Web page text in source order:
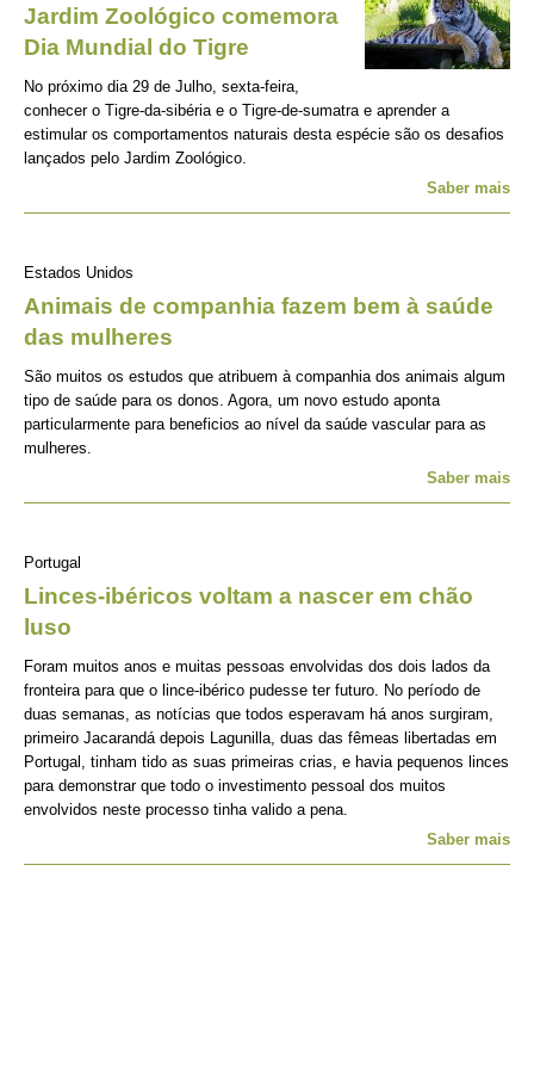
Jardim Zoológico comemora
Dia Mundial do Tigre
No próximo dia 29 de Julho, sexta-feira,
conhecer o Tigre-da-sibéria e o Tigre-de-sumatra e aprender a
estimular os comportamentos naturais desta espécie são os desafios
lançados pelo Jardim Zoológico.
Saber mais
Estados Unidos
Animais de companhia fazem bem à saúde
das mulheres
São muitos os estudos que atribuem à companhia dos animais algum
tipo de saúde para os donos. Agora, um novo estudo aponta
particularmente para beneficios ao nível da saúde vascular para as
mulheres.
Saber mais
Portugal
Linces-ibéricos voltam a nascer em chão
luso
Foram muitos anos e muitas pessoas envolvidas dos dois lados da
fronteira para que o lince-ibérico pudesse ter futuro. No período de
duas semanas, as notícias que todos esperavam há anos surgiram,
primeiro Jacarandá depois Lagunilla, duas das fêmeas libertadas em
Portugal, tinham tido as suas primeiras crias, e havia pequenos linces
para demonstrar que todo o investimento pessoal dos muitos
envolvidos neste processo tinha valido a pena.
Saber mais